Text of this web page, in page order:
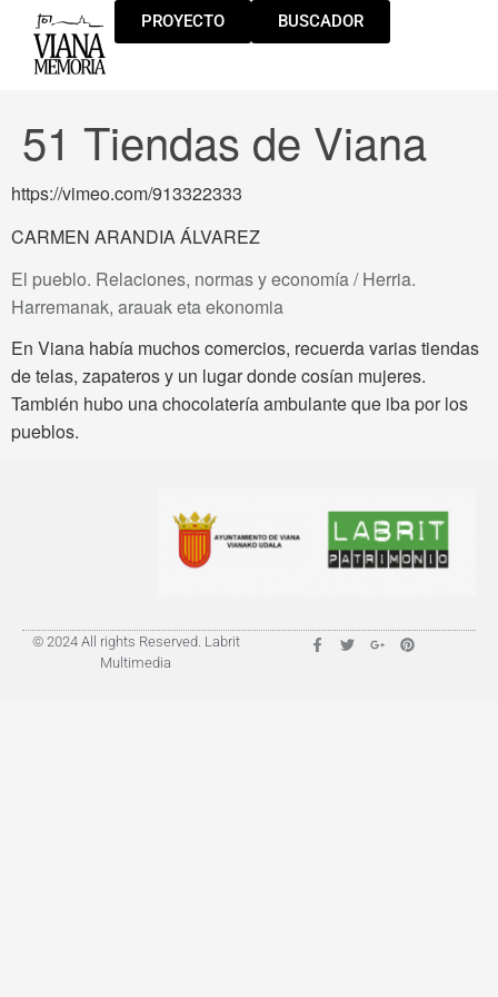
PROYECTO BUSCADOR
51 Tiendas de Viana
https://vimeo.com/913322333
CARMEN ARANDIA ÁLVAREZ
El pueblo. Relaciones, normas y economía / Herria.
Harremanak, arauak eta ekonomia
En Viana había muchos comercios, recuerda varias tiendas
de telas, zapateros y un lugar donde cosían mujeres.
También hubo una chocolatería ambulante que iba por los
pueblos.
© 2024 All rights Reserved. Labrit
Multimedia